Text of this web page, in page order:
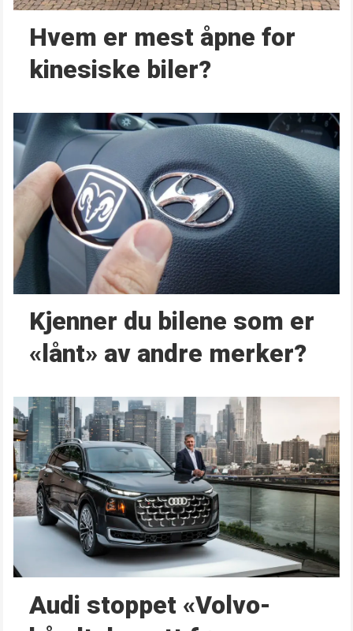
Hvem er mest åpne for
kinesiske biler?
Kjenner du bilene som er
«lånt» av andre merker?
Audi stoppet «Volvo-